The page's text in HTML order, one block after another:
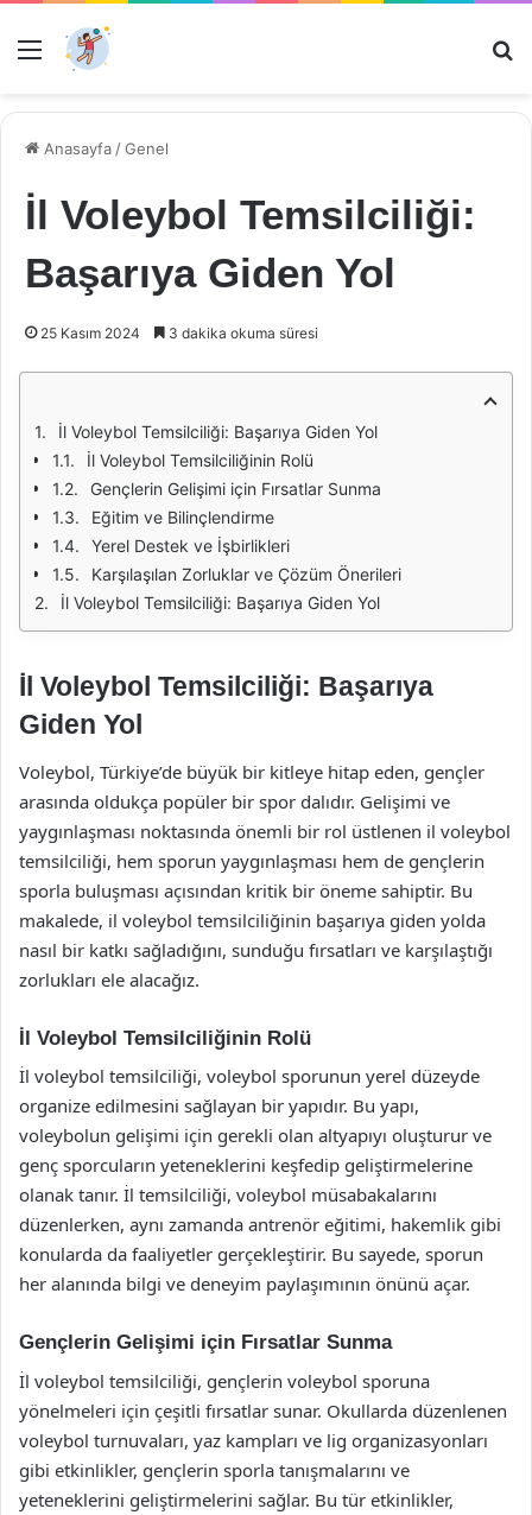
Menü
Anasayfa /Genel
İl Voleybol Temsilciliği:
Başarıya Giden Yol
25 Kasım 2024 3 dakika okuma süresi
İl Voleybol Temsilciliği: Başarıya Giden Yol
İl Voleybol Temsilciliğinin Rolü
Gençlerin Gelişimi için Fırsatlar Sunma
Eğitim ve Bilinçlendirme
Yerel Destek ve İşbirlikleri
Karşılaşılan Zorluklar ve Çözüm Önerileri
İl Voleybol Temsilciliği: Başarıya Giden Yol
İl Voleybol Temsilciliği: Başarıya
Giden Yol
Voleybol, Türkiye’de büyük bir kitleye hitap eden, gençler
arasında oldukça popüler bir spor dalıdır. Gelişimi ve
yaygınlaşması noktasında önemli bir rol üstlenen il voleybol
temsilciliği, hem sporun yaygınlaşması hem de gençlerin
sporla buluşması açısından kritik bir öneme sahiptir. Bu
makalede, il voleybol temsilciliğinin başarıya giden yolda
nasıl bir katkı sağladığını, sunduğu fırsatları ve karşılaştığı
zorlukları ele alacağız.
İl Voleybol Temsilciliğinin Rolü
İl voleybol temsilciliği, voleybol sporunun yerel düzeyde
organize edilmesini sağlayan bir yapıdır. Bu yapı,
voleybolun gelişimi için gerekli olan altyapıyı oluşturur ve
genç sporcuların yeteneklerini keşfedip geliştirmelerine
olanak tanır. İl temsilciliği, voleybol müsabakalarını
düzenlerken, aynı zamanda antrenör eğitimi, hakemlik gibi
konularda da faaliyetler gerçekleştirir. Bu sayede, sporun
her alanında bilgi ve deneyim paylaşımının önünü açar.
Gençlerin Gelişimi için Fırsatlar Sunma
İl voleybol temsilciliği, gençlerin voleybol sporuna
yönelmeleri için çeşitli fırsatlar sunar. Okullarda düzenlenen
voleybol turnuvaları, yaz kampları ve lig organizasyonları
gibi etkinlikler, gençlerin sporla tanışmalarını ve
yeteneklerini geliştirmelerini sağlar. Bu tür etkinlikler,